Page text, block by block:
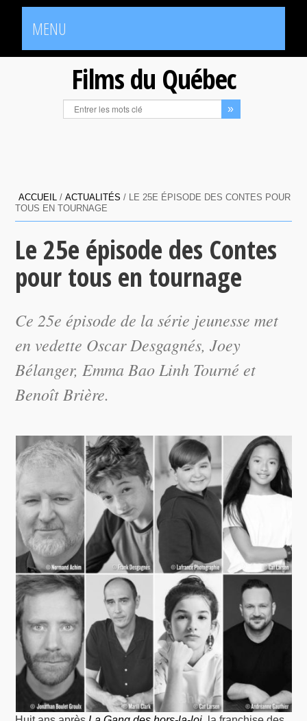
MENU
Films du Québec
ACCUEIL /ACTUALITÉS / LE 25E ÉPISODE DES CONTES POUR
TOUS EN TOURNAGE
Le 25e épisode des Contes
pour tous en tournage
Ce 25e épisode de la série jeunesse met
en vedette Oscar Desgagnés, Joey
Bélanger, Emma Bao Linh Tourné et
Benoît Brière.